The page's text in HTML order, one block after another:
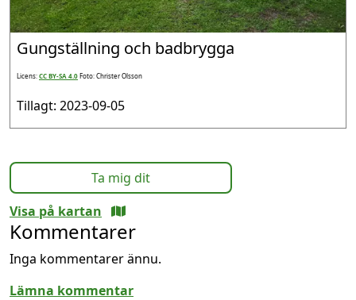
Gungställning och badbrygga
Licens:CC BY-SA 4.0Foto: Christer Olsson
Tillagt: 2023-09-05
Ta mig dit
Visa på kartan
Kommentarer
Inga kommentarer ännu.
Lämna kommentar